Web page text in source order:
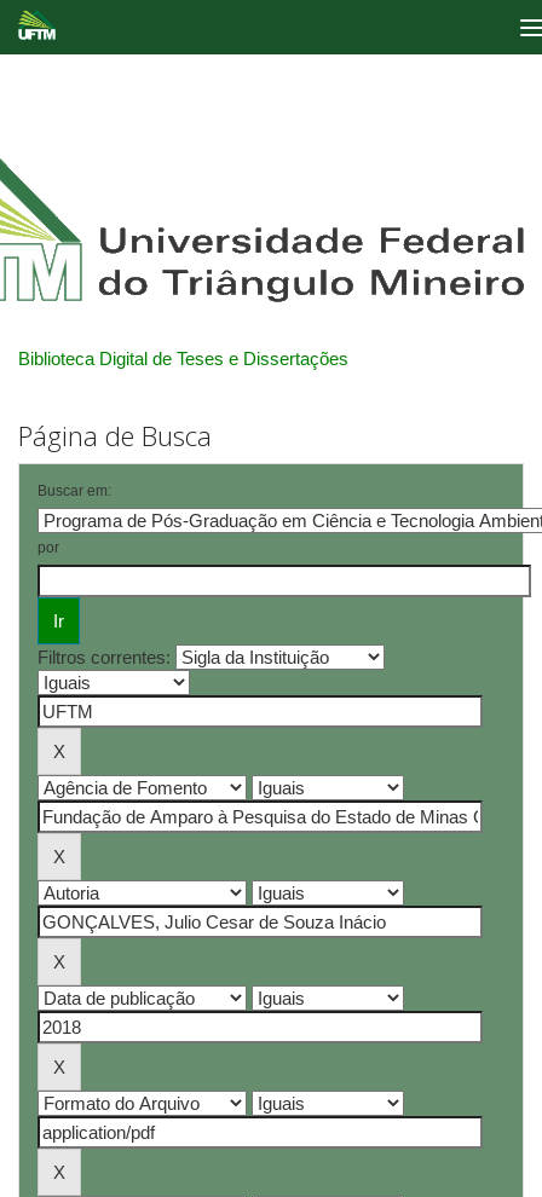
Biblioteca Digital de Teses e Dissertações
Página de Busca
Buscar em:
por
Filtros correntes: